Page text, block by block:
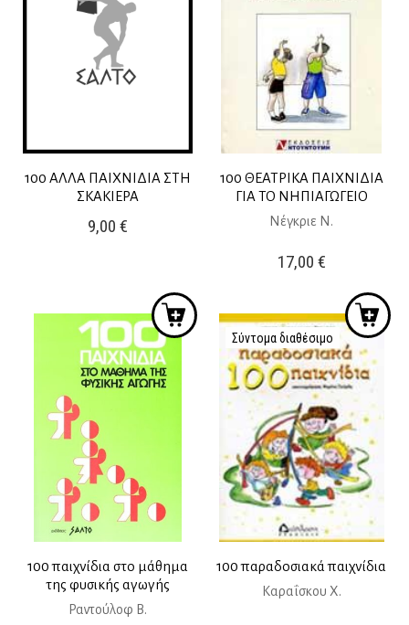
100 ΑΛΛΑ ΠΑΙΧΝΙΔΙΑ ΣΤΗ
ΣΚΑΚΙΕΡΑ
9,00 €
100 ΘΕΑΤΡΙΚΑ ΠΑΙΧΝΙΔΙΑ
ΓΙΑ ΤΟ ΝΗΠΙΑΓΩΓΕΙΟ
Νέγκριε Ν.
17,00 €
100 παιχνίδια στο μάθημα
της φυσικής αγωγής
Ραντούλοφ Β.
Σύντομα διαθέσιμο
100 παραδοσιακά παιχνίδια
Καραΐσκου Χ.